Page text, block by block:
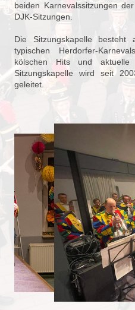
beiden Karnevalssitzungen
DJK-Sitzungen.
Die Sitzungskapelle
typischen Herdorfer-
kölschen Hits und aktuelle
Sitzungskapelle wird seit
geleitet.